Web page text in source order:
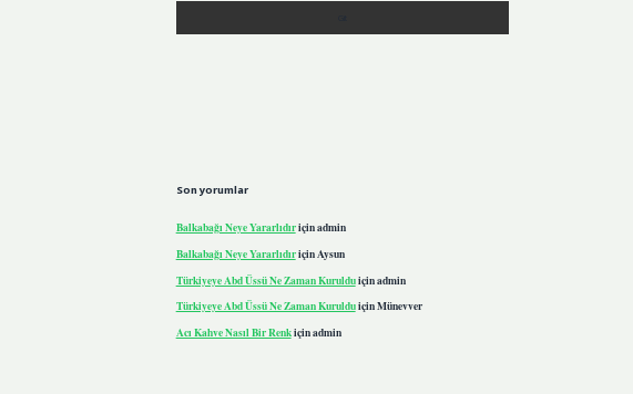
Son yorumlar
Balkabağı Neye Yararlıdıriçinadmin
Balkabağı Neye YararlıdıriçinAysun
Türkiyeye Abd Üssü Ne Zaman Kurulduiçinadmin
Türkiyeye Abd Üssü Ne Zaman KurulduiçinMünevver
Acı Kahve Nasıl Bir Renkiçinadmin